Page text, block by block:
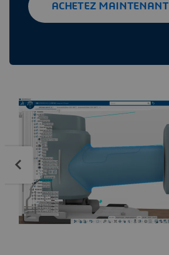
ACHETEZ MAINTENANT